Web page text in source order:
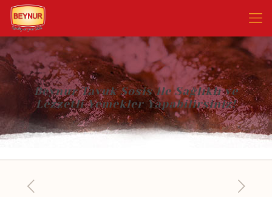
Beynur Tavuk Sosis ile Sağlıklı ve
Lezzetli Yemekler Yapabilirsiniz!